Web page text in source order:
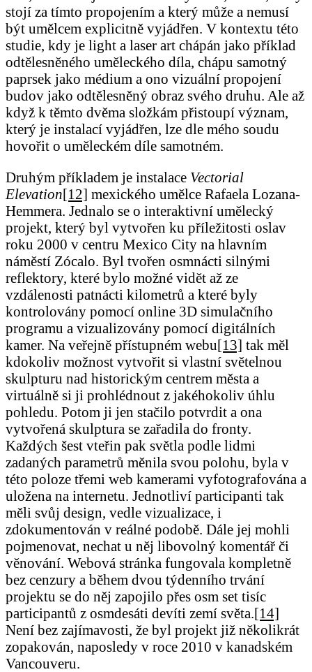
stojí za tímto propojením a který může a nemusí
být umělcem explicitně vyjádřen. V kontextu této
studie, kdy je light a laser art chápán jako příklad
odtělesněného uměleckého díla, chápu samotný
paprsek jako médium a ono vizuální propojení
budov jako odtělesněný obraz svého druhu. Ale až
když k těmto dvěma složkám přistoupí význam,
který je instalací vyjádřen, lze dle mého soudu
hovořit o uměleckém díle samotném.
Druhým příkladem je instalace Vectorial
Elevation[12] mexického umělce Rafaela Lozana-
Hemmera. Jednalo se o interaktivní umělecký
projekt, který byl vytvořen ku příležitosti oslav
roku 2000 v centru Mexico City na hlavním
náměstí Zócalo. Byl tvořen osmnácti silnými
reflektory, které bylo možné vidět až ze
vzdálenosti patnácti kilometrů a které byly
kontrolovány pomocí online 3D simulačního
programu a vizualizovány pomocí digitálních
kamer. Na veřejně přístupném webu[13] tak měl
kdokoliv možnost vytvořit si vlastní světelnou
skulpturu nad historickým centrem města a
virtuálně si ji prohlédnout z jakéhokoliv úhlu
pohledu. Potom ji jen stačilo potvrdit a ona
vytvořená skulptura se zařadila do fronty.
Každých šest vteřin pak světla podle lidmi
zadaných parametrů měnila svou polohu, byla v
této poloze třemi web kamerami vyfotografována a
uložena na internetu. Jednotliví participanti tak
měli svůj design, vedle vizualizace, i
zdokumentován v reálné podobě. Dále jej mohli
pojmenovat, nechat u něj libovolný komentář či
věnování. Webová stránka fungovala kompletně
bez cenzury a během dvou týdenního trvání
projektu se do něj zapojilo přes osm set tisíc
participantů z osmdesáti devíti zemí světa.[14]
Není bez zajímavosti, že byl projekt již několikrát
zopakován, naposledy v roce 2010 v kanadském
Vancouveru.